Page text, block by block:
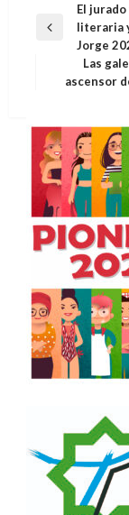
de
entradas
Entrada
anterior
El
literaria
Jorge
Entrada
Las
ascensor